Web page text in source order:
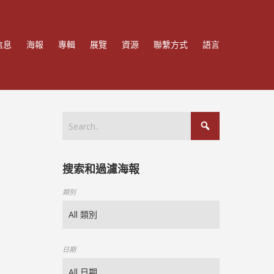
息 海報 專輯 展覽 資源 聯繫方式 語言
搜索和過濾海報
類別
日期